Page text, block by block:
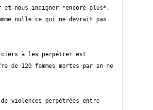
nous indigner *encore plus*.
nulle ce qui ne devrait pas
à les perpétrer est
120 femmes mortes par an ne
violences perpétrées entre